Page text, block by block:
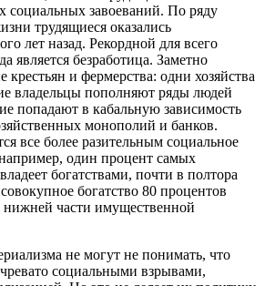
социальных завоеваний. По ряду
трудящиеся оказались
лет назад. Рекордной для всего
является безработица. Заметно
крестьян и фермерства: одни хозяйства
владельцы пополняют ряды людей
попадают в кабальную зависимость
монополий и банков.
все более разительным социальное
один процент самых
богатствами, почти в полтора
богатство 80 процентов
нижней части имущественной
не могут не понимать, что
социальными взрывами,